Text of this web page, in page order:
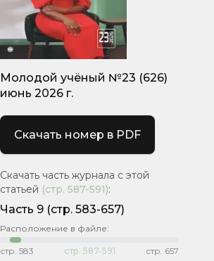
Молодой учёный №23 (626)
июнь 2026 г.
Скачать номер в PDF
Скачать часть журнала с этой
статьей (стр. 587-591):
Часть 9 (стр. 583-657)
Расположение в файле:
стр. 583 стр. 587-591 стр. 657